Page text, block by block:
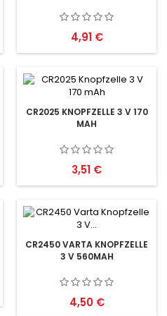
Preis
4,91 €
CR2025 KNOPFZELLE 3 V 170
MAH
Preis
3,51 €
CR2450 VARTA KNOPFZELLE
3 V 560MAH
Preis
4,50 €